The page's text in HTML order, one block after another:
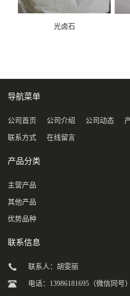
光卤石
导航菜单
公司首页 公司介绍 公司动态
联系方式 在线留言
产品分类
主营产品
其他产品
优势品种
联系信息
联系人：胡雯丽
电话：13986181695（微信同号